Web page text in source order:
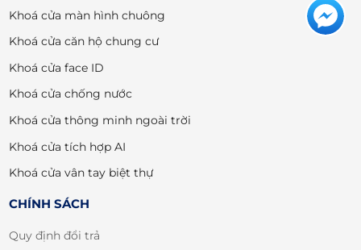
Khoá cửa màn hình chuông
Khoá cửa căn hộ chung cư
Khoá cửa face ID
Khoá cửa chống nước
Khoá cửa thông minh ngoài trời
Khoá cửa tích hợp AI
Khoá cửa vân tay biệt thự
CHÍNH SÁCH
Quy định đổi trả